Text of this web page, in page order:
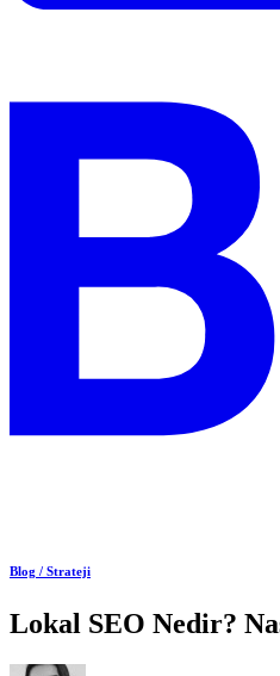
Blog / Strateji
Lokal SEO Nedir?